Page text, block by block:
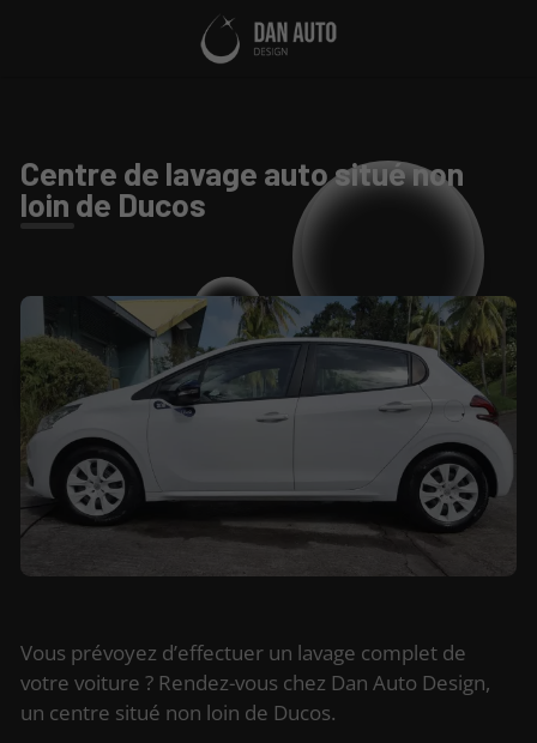
Centre de lavage auto situé non
loin de Ducos
Vous prévoyez d’effectuer un lavage complet de
votre voiture ? Rendez-vous chez Dan Auto Design,
un centre situé non loin de Ducos.